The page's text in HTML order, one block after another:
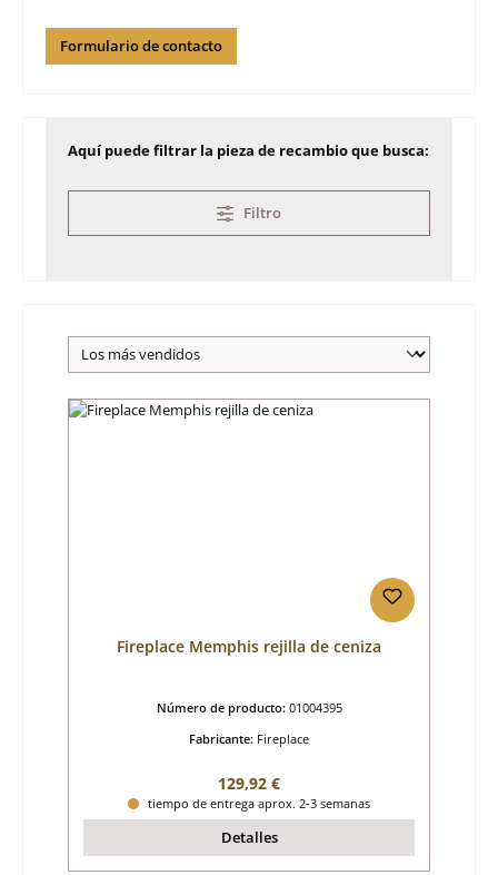
Formulario de contacto
Aquí puede filtrar la pieza de recambio que busca:
Filtro
Fireplace Memphis rejilla de ceniza
Número de producto: 01004395
Fabricante: Fireplace
Precio normal:
129,92 €
tiempo de entrega aprox. 2-3 semanas
Detalles